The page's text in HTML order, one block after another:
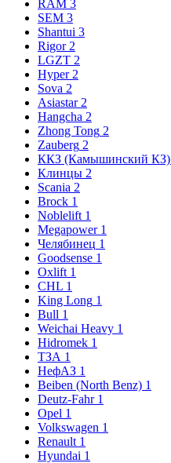
RAM 3
SEM 3
Shantui 3
Rigor 2
LGZT 2
Hyper 2
Sova 2
Asiastar 2
Hangcha 2
Zhong Tong 2
Zauberg 2
ККЗ (Камышинский КЗ)
Клинцы 2
Scania 2
Brock 1
Noblelift 1
Megapower 1
Челябинец 1
Goodsense 1
Oxlift 1
CHL 1
King Long 1
Bull 1
Weichai Heavy 1
Hidromek 1
ТЗА 1
НефАЗ 1
Beiben (North Benz) 1
Deutz-Fahr 1
Opel 1
Volkswagen 1
Renault 1
Hyundai 1